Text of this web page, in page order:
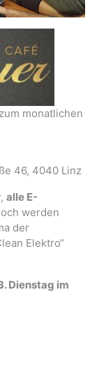
monatlichen
46, 4040 Linz
alle E-
werden
der
Elektro“
Dienstag im